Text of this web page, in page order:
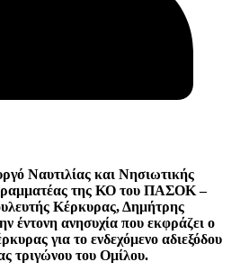
Ναυτιλίας και Νησιωτικής
της ΚΟ του ΠΑΣΟΚ –
Κέρκυρας, Δημήτρης
έντονη ανησυχία που εκφράζει ο
για το ενδεχόμενο αδιεξόδου
τριγώνου του Ομίλου.